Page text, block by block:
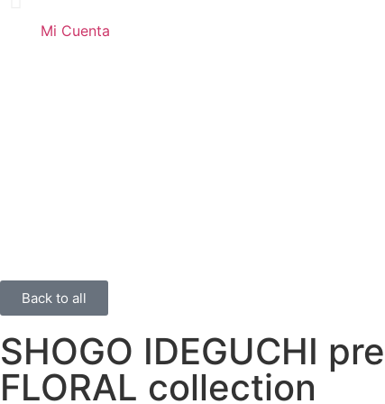
Mi Cuenta
Back to all
SHOGO IDEGUCHI
FLORAL collection